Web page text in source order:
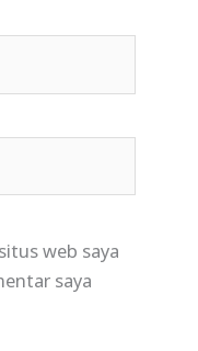
web saya
saya